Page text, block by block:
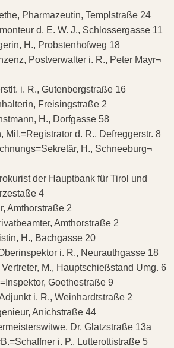
Pharmazeutin, Templstraße 24
d. E. W. J., Schlossergasse 11
H., Probstenhofweg 18
Postverwalter i. R., Peter Mayr¬
i. R., Gutenbergstraße 16
Freisingstraße 2
H., Dorfgasse 58
Mil.=Registrator d. R., Defreggerstr. 8
H., Schneeburg¬
der Hauptbank für Tirol und
4
Amthorstraße 2
Amthorstraße 2
H., Bachgasse 20
i. R., Neurauthgasse 18
M., Hauptschießstand Umg. 6
Goethestraße 9
i. R., Weinhardtstraße 2
Anichstraße 44
Dr. Glatzstraße 13a
i. P., Lutterottistraße 5